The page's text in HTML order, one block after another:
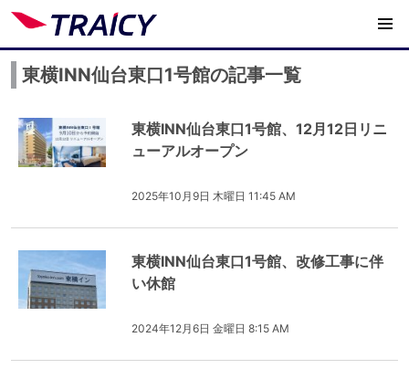
東横INN仙台東口1号館の記事一覧
東横INN仙台東口1号館、12月12日リニ
ューアルオープン
2025年10月9日 木曜日 11:45 AM
東横INN仙台東口1号館、改修工事に伴
い休館
2024年12月6日 金曜日 8:15 AM